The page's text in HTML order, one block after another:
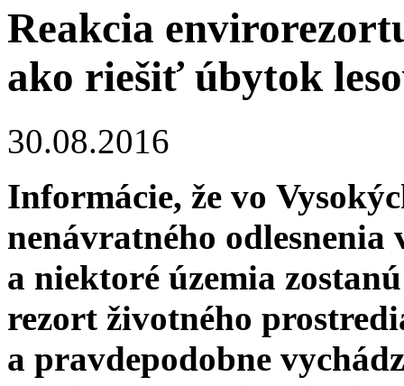
Reakcia
ako riešiť úbytok
30.08.2016
Informácie, že vo
nenávratného
a niektoré územia
rezort životného
a pravdepodobne